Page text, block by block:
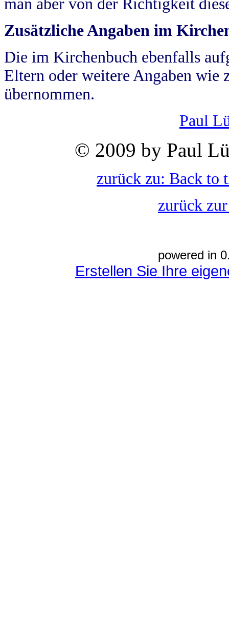
man aber von der Richtigkeit
Zusätzliche Angaben im
Die im Kirchenbuch ebenfalls
Eltern oder weitere Angaben wie
übernommen.
Paul
© 2009 by Paul
zurück zu: Back to
zurück
powered in
Erstellen Sie Ihre